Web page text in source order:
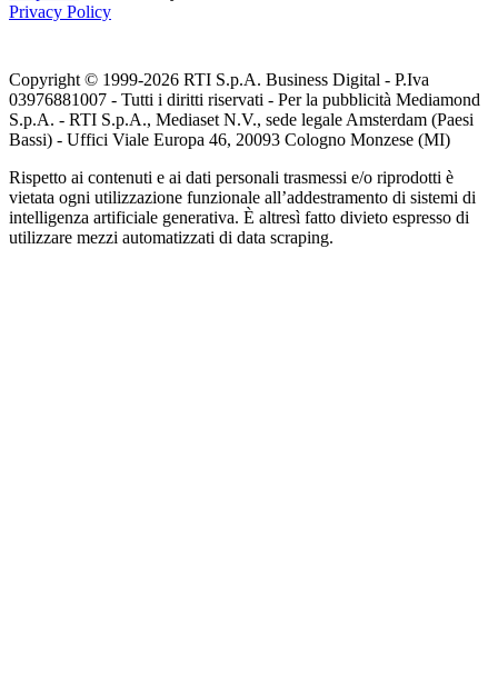
Privacy Policy
Copyright © 1999-2026 RTI S.p.A. Business Digital - P.Iva
03976881007 - Tutti i diritti riservati - Per la pubblicità Mediamond
S.p.A. - RTI S.p.A., Mediaset N.V., sede legale Amsterdam (Paesi
Bassi) - Uffici Viale Europa 46, 20093 Cologno Monzese (MI)
Rispetto ai contenuti e ai dati personali trasmessi e/o riprodotti è
vietata ogni utilizzazione funzionale all’addestramento di sistemi di
intelligenza artificiale generativa. È altresì fatto divieto espresso di
utilizzare mezzi automatizzati di data scraping.